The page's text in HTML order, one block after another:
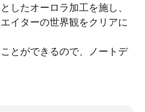
したオーロラ加工を施し、
イターの世界観をクリアに
とができるので、ノートデ